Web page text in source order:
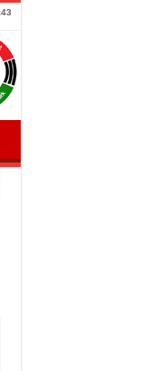
9:43 صباحًا / 9